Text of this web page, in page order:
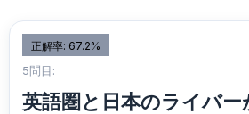
正解率: 67.2%
5問目:
英語圏と日本のライバー